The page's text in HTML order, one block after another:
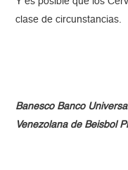
clase de circunstancias.
Banesco Banco
Venezolana de Beisbol